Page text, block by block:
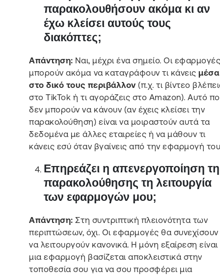
παρακολουθήσουν ακόμα κι αν
έχω κλείσει αυτούς τους
διακόπτες;
Απάντηση: Ναι, μέχρι ένα σημείο. Οι
μπορούν ακόμα να καταγράφουν τι κάνειςμέσα
στο δικό τους περιβάλλον (π.χ. τι βίντεο
στο TikTok ή τι αγοράζεις στο Amazon). Αυτό
δεν μπορούν να κάνουν (αν έχεις κλείσει την
παρακολούθηση) είναι να μοιραστούν αυτά τα
δεδομένα με άλλες εταιρείες ή να μάθουν τι
κάνεις εσύ όταν βγαίνεις από την εφαρμογή
Επηρεάζει η απενεργοποίηση
παρακολούθησης τη λειτουργία
των εφαρμογών μου;
Απάντηση: Στη συντριπτική πλειονότητα των
περιπτώσεων, όχι. Οι εφαρμογές θα συνεχίσουν
να λειτουργούν κανονικά. Η μόνη εξαίρεση
μια εφαρμογή βασίζεται αποκλειστικά στην
τοποθεσία σου για να σου προσφέρει μια